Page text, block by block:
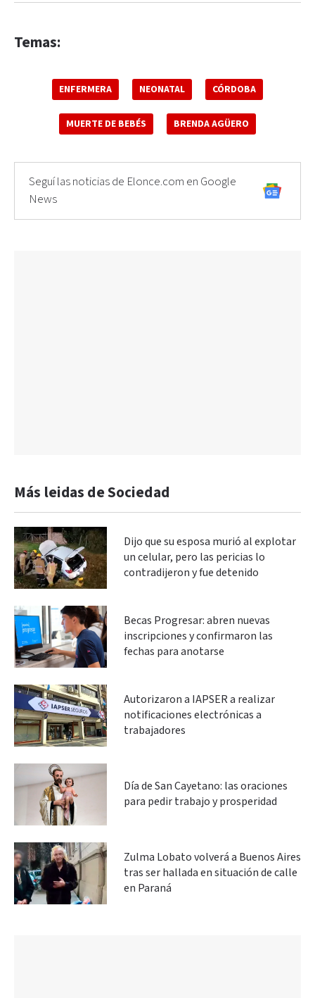
Temas:
ENFERMERA NEONATAL CÓRDOBA
MUERTE DE BEBÉS BRENDA AGÜERO
Seguí las noticias de Elonce.com en Google
News
Más leidas de Sociedad
Dijo que su esposa murió al explotar
un celular, pero las pericias lo
contradijeron y fue detenido
Becas Progresar: abren nuevas
inscripciones y confirmaron las
fechas para anotarse
Autorizaron a IAPSER a realizar
notificaciones electrónicas a
trabajadores
Día de San Cayetano: las oraciones
para pedir trabajo y prosperidad
Zulma Lobato volverá a Buenos Aires
tras ser hallada en situación de calle
en Paraná